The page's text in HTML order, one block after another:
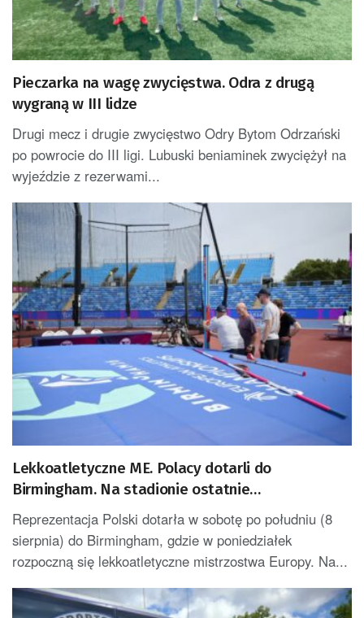
Pieczarka na wagę zwycięstwa. Odra z drugą
wygraną w III lidze
Drugi mecz i drugie zwycięstwo Odry Bytom Odrzański
po powrocie do III ligi. Lubuski beniaminek zwyciężył na
wyjeździe z rezerwami...
Lekkoatletyczne ME. Polacy dotarli do
Birmingham. Na stadionie ostatnie
przygotowania
Reprezentacja Polski dotarła w sobotę po południu (8
sierpnia) do Birmingham, gdzie w poniedziałek
rozpoczną się lekkoatletyczne mistrzostwa Europy. Na...